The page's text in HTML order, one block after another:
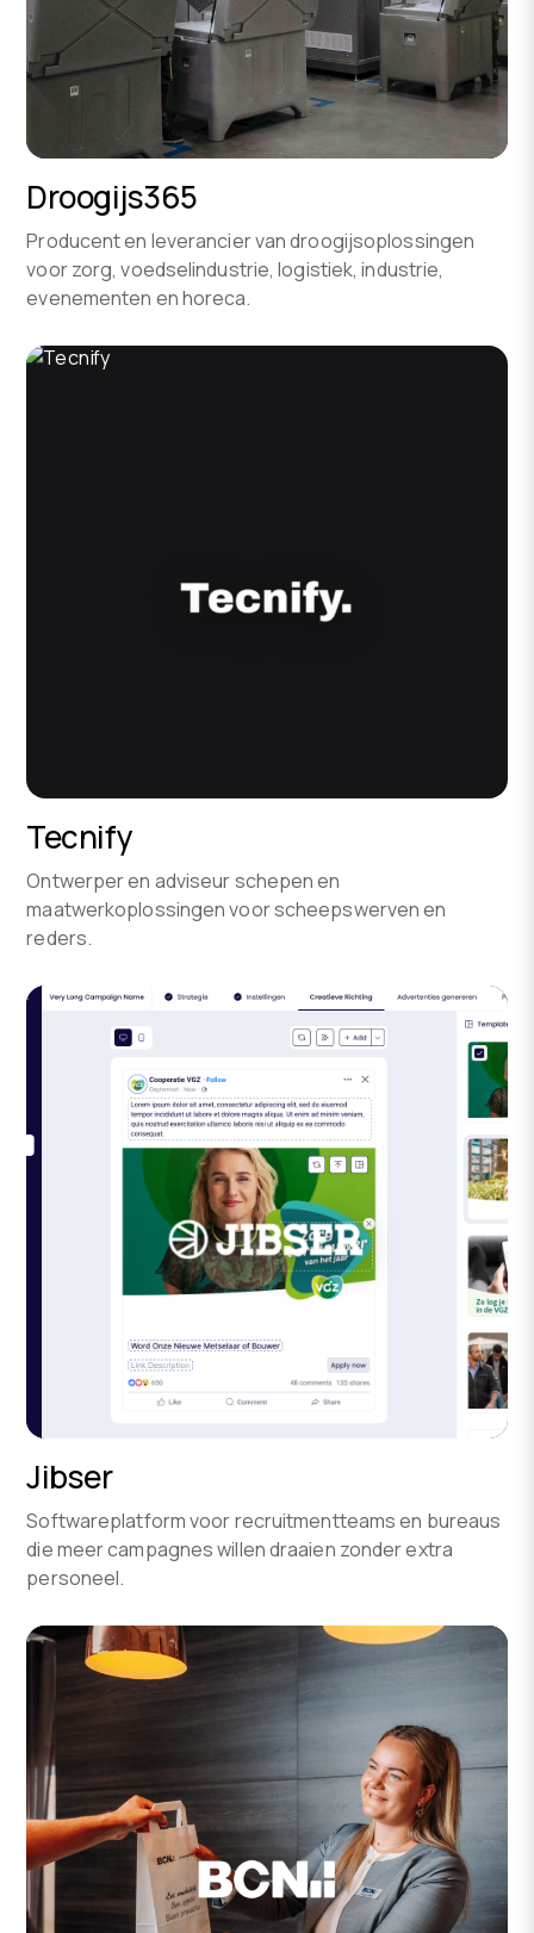
Droogijs365
Producent en leverancier van droogijsoplossingen
voor zorg, voedselindustrie, logistiek, industrie,
evenementen en horeca.
Tecnify
Ontwerper en adviseur schepen en
maatwerkoplossingen voor scheepswerven en
reders.
Jibser
Softwareplatform voor recruitmentteams en bureaus
die meer campagnes willen draaien zonder extra
personeel.